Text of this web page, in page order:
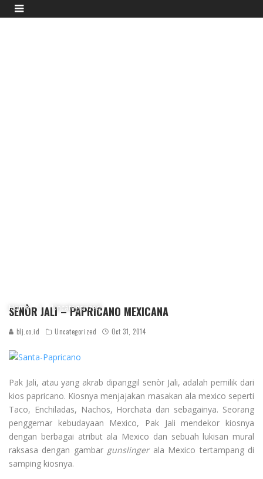
Home Uncategorized
SENÒR JALI – PAPRICANO MEXICANA
blj.co.id Uncategorized Oct 31, 2014
Pak Jali, atau yang akrab dipanggil senòr Jali, adalah pemilik dari
kios papricano. Kiosnya menjajakan masakan ala mexico seperti
Taco, Enchiladas, Nachos, Horchata dan sebagainya. Seorang
penggemar kebudayaan Mexico, Pak Jali mendekor kiosnya
dengan berbagai atribut ala Mexico dan sebuah lukisan mural
raksasa dengan gambar gunslingerala Mexico tertampang di
samping kiosnya.